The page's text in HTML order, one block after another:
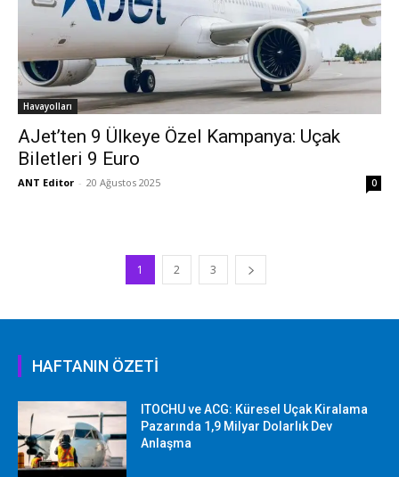
Havayolları
AJet’ten 9 Ülkeye Özel Kampanya: Uçak
Biletleri 9 Euro
ANT Editor - 20 Ağustos 2025 0
1 2 3
HAFTANIN ÖZETİ
ITOCHU ve ACG: Küresel Uçak Kiralama
Pazarında 1,9 Milyar Dolarlık Dev
Anlaşma